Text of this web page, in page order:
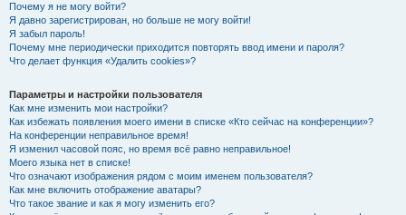
Почему я не могу войти?
Я давно зарегистрирован, но больше не могу войти!
Я забыл пароль!
Почему мне периодически приходится повторять ввод имени и пароля?
Что делает функция «Удалить cookies»?
Параметры и настройки пользователя
Как мне изменить мои настройки?
Как избежать появления моего имени в списке «Кто сейчас на конференции»?
На конференции неправильное время!
Я изменил часовой пояс, но время всё равно неправильное!
Моего языка нет в списке!
Что означают изображения рядом с моим именем пользователя?
Как мне включить отображение аватары?
Что такое звание и как я могу изменить его?